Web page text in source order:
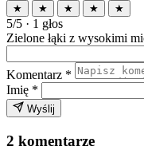
★ ★ ★ ★ ★
5/5 · 1 głos
Zielone łąki z wysokimi
Komentarz *
Imię *
Wyślij
2 komentarze